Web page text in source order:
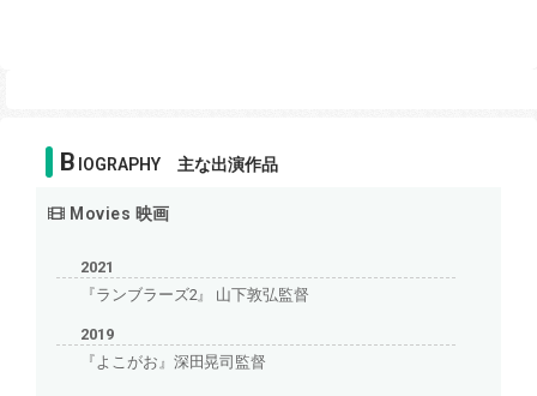
B IOGRAPHY 主な出演作品
Movies 映画
2021
『ランブラーズ2』 山下敦弘監督
2019
『よこがお』深田晃司監督